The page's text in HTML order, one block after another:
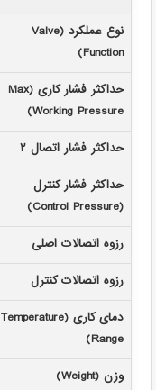
نوع عملکرد (Valve
Function)
حداکثر فشار کاری (Max
Working Pressure)
حداکثر فشار اتصال ۲
حداکثر فشار کنترل
(Control Pressure)
رزوه اتصالات اصلی
رزوه اتصالات کنترل
دمای کاری (Temperature
Range)
وزن (Weight)